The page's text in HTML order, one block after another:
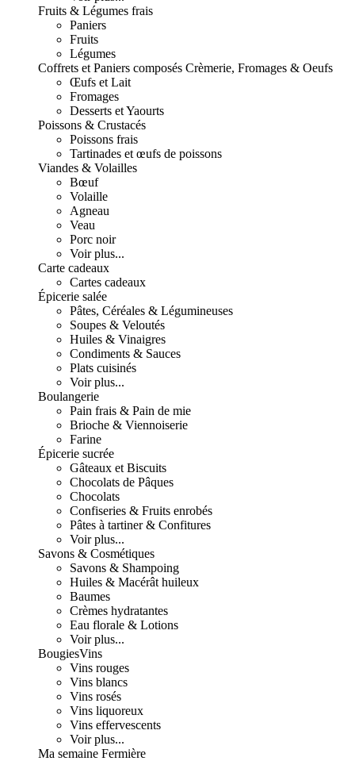
Fruits & Légumes frais
Paniers
Fruits
Légumes
Coffrets et Paniers composés Crèmerie, Fromages & Oeufs
Œufs et Lait
Fromages
Desserts et Yaourts
Poissons & Crustacés
Poissons frais
Tartinades et œufs de poissons
Viandes & Volailles
Bœuf
Volaille
Agneau
Veau
Porc noir
Voir plus...
Carte cadeaux
Cartes cadeaux
Épicerie salée
Pâtes, Céréales & Légumineuses
Soupes & Veloutés
Huiles & Vinaigres
Condiments & Sauces
Plats cuisinés
Voir plus...
Boulangerie
Pain frais & Pain de mie
Brioche & Viennoiserie
Farine
Épicerie sucrée
Gâteaux et Biscuits
Chocolats de Pâques
Chocolats
Confiseries & Fruits enrobés
Pâtes à tartiner & Confitures
Voir plus...
Savons & Cosmétiques
Savons & Shampoing
Huiles & Macérât huileux
Baumes
Crèmes hydratantes
Eau florale & Lotions
Voir plus...
BougiesVins
Vins rouges
Vins blancs
Vins rosés
Vins liquoreux
Vins effervescents
Voir plus...
Ma semaine Fermière